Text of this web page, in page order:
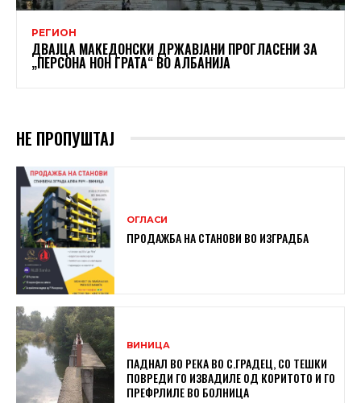
РЕГИОН
ДВАЈЦА МАКЕДОНСКИ ДРЖАВЈАНИ ПРОГЛАСЕНИ ЗА
„ПЕРСОНА НОН ГРАТА“ ВО АЛБАНИЈА
НЕ ПРОПУШТАЈ
ОГЛАСИ
ПРОДАЖБА НА СТАНОВИ ВО ИЗГРАДБА
ВИНИЦА
ПАДНАЛ ВО РЕКА ВО С.ГРАДЕЦ, СО ТЕШКИ
ПОВРЕДИ ГО ИЗВАДИЛЕ ОД КОРИТОТО И ГО
ПРЕФРЛИЛЕ ВО БОЛНИЦА